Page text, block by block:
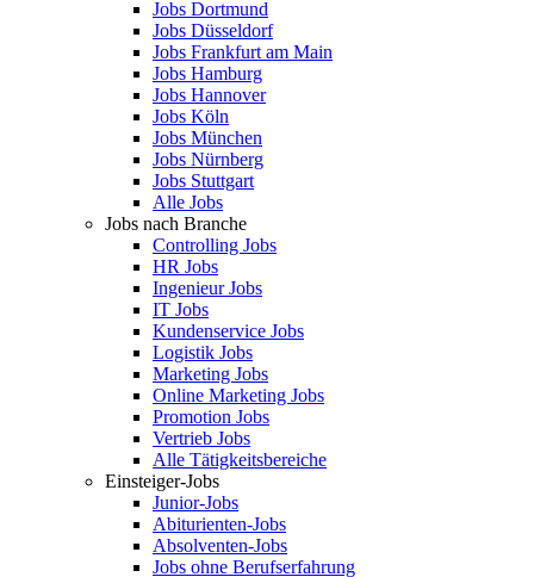
Jobs Dortmund
Jobs Düsseldorf
Jobs Frankfurt am Main
Jobs Hamburg
Jobs Hannover
Jobs Köln
Jobs München
Jobs Nürnberg
Jobs Stuttgart
Alle Jobs
Jobs nach Branche
Controlling Jobs
HR Jobs
Ingenieur Jobs
IT Jobs
Kundenservice Jobs
Logistik Jobs
Marketing Jobs
Online Marketing Jobs
Promotion Jobs
Vertrieb Jobs
Alle Tätigkeitsbereiche
Einsteiger-Jobs
Junior-Jobs
Abiturienten-Jobs
Absolventen-Jobs
Jobs ohne Berufserfahrung